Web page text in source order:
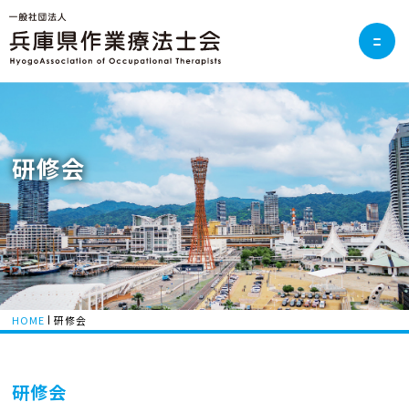
研修会
HOME 研修会
研修会